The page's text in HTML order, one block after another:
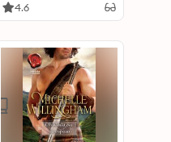
4.6